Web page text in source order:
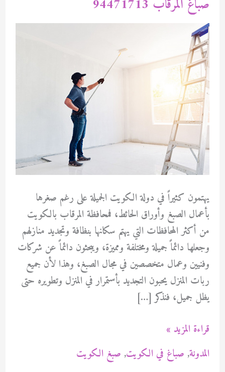
صباغ المرقاب 94471713
يهتمون كثيراً في دولة الكويت الجميلة على رغم صغرها
بأعمال الصبغ وأوراق الحائط، فمحافظة المرقاب بالكويت
من أكثر المحافظات التي يهتم سكانها بنظافة وتجديد منازلهم
وجعلها دائماً جميلة ومختلفة ومميزة، ويبحثون دائماً عن شركات
وفنيين وعمال متخصصين في مجال الصبغ، وهذا لأن جميع
ربات المنزل يحبون التجديد بأستمرار في المنزل وتطويره حتى
يظل جميل، فنذكر […]
صباغ
المرقاب
94471713
قراءة المزيد »
المدونة, صباغ في الكويت, صبغ الكويت